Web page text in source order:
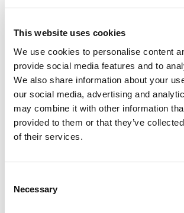
This website uses cookies
We use cookies to personalise content
provide social media features and to
We also share information about your
our social media, advertising and
may combine it with other information
provided to them or that they’ve
of their services.
Necessary
Andra köpte även